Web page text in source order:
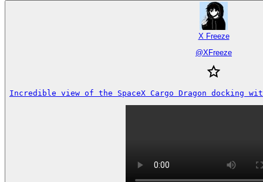
X Freeze
@XFreeze
Incredible view of the SpaceX Cargo Dragon docking